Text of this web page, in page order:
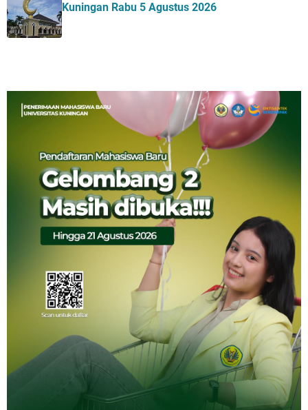
Kuningan Rabu 5 Agustus 2026